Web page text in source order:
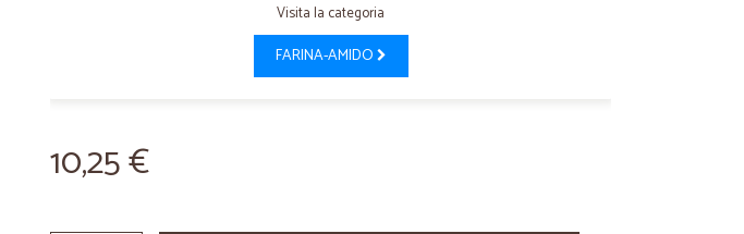
Visita la categoria
FARINA-AMIDO
10,25 €